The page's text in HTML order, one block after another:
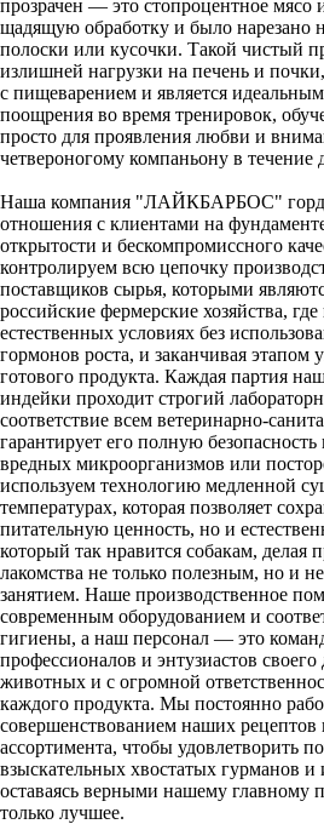
прозрачен — это стопроцентное мясо
щадящую обработку и было нарезано
полоски или кусочки. Такой чистый
излишней нагрузки на печень и
с пищеварением и является
поощрения во время тренировок,
просто для проявления любви и
четвероногому компаньону в течение
Наша компания "ЛАЙКБАРБОС"
отношения с клиентами на
открытости и бескомпромиссного
контролируем всю цепочку
поставщиков сырья, которыми
российские фермерские хозяйства,
естественных условиях без
гормонов роста, и заканчивая этапом
готового продукта. Каждая партия
индейки проходит строгий
соответствие всем ветеринарно-
гарантирует его полную
вредных микроорганизмов или
используем технологию медленной
температурах, которая позволяет
питательную ценность, но и
который так нравится собакам, делая
лакомства не только полезным, но и
занятием. Наше производственное
современным оборудованием и
гигиены, а наш персонал — это
профессионалов и энтузиастов
животных и с огромной
каждого продукта. Мы постоянно
совершенствованием наших
ассортимента, чтобы удовлетворить
взыскательных хвостатых гурманов и
оставаясь верными нашему главному
только лучшее.